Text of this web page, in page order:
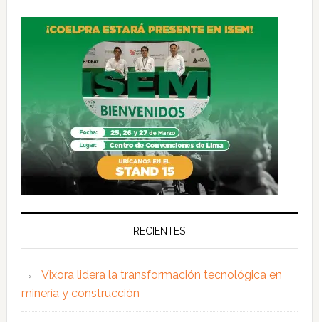
RECIENTES
Vixora lidera la transformación tecnológica en
minería y construcción